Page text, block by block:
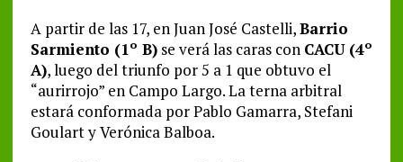
A partir de las 17, en Juan José Castelli,Barrio
Sarmiento (1º B)se verá las caras con CACU (4º
A), luego del triunfo por 5 a 1 que obtuvo el
“aurirrojo” en Campo Largo. La terna arbitral
estará conformada por Pablo Gamarra, Stefani
Goulart y Verónica Balboa.